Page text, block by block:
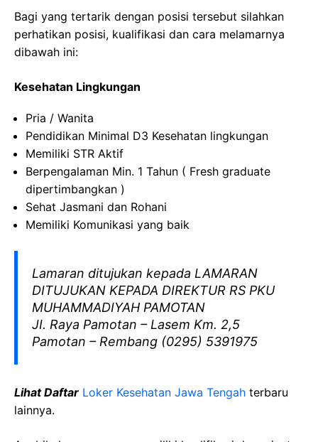
Bagi yang tertarik dengan posisi tersebut silahkan
perhatikan posisi, kualifikasi dan cara melamarnya
dibawah ini:
Kesehatan Lingkungan
Pria / Wanita
Pendidikan Minimal D3 Kesehatan lingkungan
Memiliki STR Aktif
Berpengalaman Min. 1 Tahun ( Fresh graduate
dipertimbangkan )
Sehat Jasmani dan Rohani
Memiliki Komunikasi yang baik
Lamaran ditujukan kepada LAMARAN
DITUJUKAN KEPADA DIREKTUR RS PKU
MUHAMMADIYAH PAMOTAN
JI. Raya Pamotan – Lasem Km. 2,5
Pamotan – Rembang (0295) 5391975
Lihat Daftar Loker Kesehatan Jawa Tengah terbaru
lainnya.